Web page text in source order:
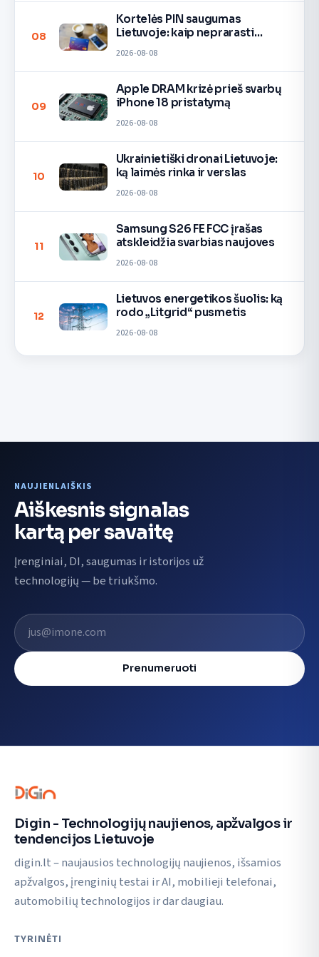
08
Kortelės PIN saugumas
Lietuvoje: kaip neprarasti
2026-08-08
09
Apple DRAM krizė prieš svarbų
iPhone 18 pristatymą
2026-08-08
10
Ukrainietiški dronai Lietuvoje:
ką laimės rinka ir verslas
2026-08-08
11
Samsung S26 FE FCC įrašas
atskleidžia svarbias naujoves
2026-08-08
12
Lietuvos energetikos šuolis: ką
rodo „Litgrid“ pusmetis
2026-08-08
NAUJIENLAIŠKIS
Aiškesnis signalas
kartą per savaitę
Įrenginiai, DI, saugumas ir istorijos už
technologijų — be triukšmo.
El. pašto adresas
Prenumeruoti
Digin - Technologijų naujienos, apžvalgos ir
tendencijos Lietuvoje
digin.lt – naujausios technologijų naujienos, išsamios
apžvalgos, įrenginių testai ir AI, mobilieji telefonai,
automobilių technologijos ir dar daugiau.
TYRINĖTI